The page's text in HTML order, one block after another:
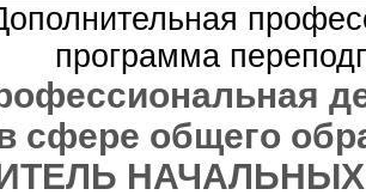
программа
сфере общего